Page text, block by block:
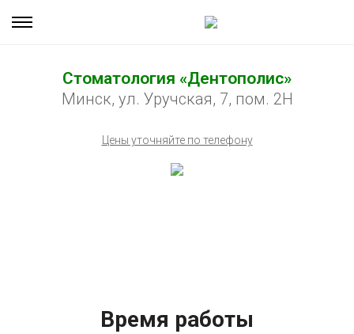
Стоматология «Дентополис»
Минск, ул. Уручская, 7, пом. 2Н
Цены уточняйте по телефону
Время работы